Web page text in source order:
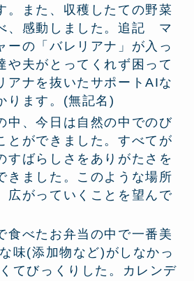
。また、収穫したての野菜
、感動しました。追記 マ
ーの「バレリアナ」が入っ
や夫がとってくれず困って
アナを抜いたサポートAIな
ります。(無記名)
中、今日は自然の中でのび
とができました。すべてが
すばらしさをありがたさを
きました。このような場所
広がっていくことを望んで
べたお弁当の中で一番美
味(添加物など)がしなかっ
てびっくりした。カレンデ